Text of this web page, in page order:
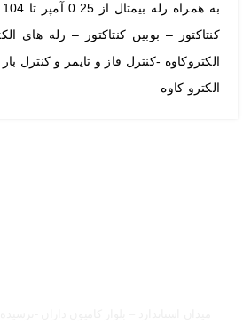
کنتاکتور – بوبین کنتاکتور – رله های
الکتروکاوه -کنترل فاز و تایمر و کنترل
الکترو کاوه